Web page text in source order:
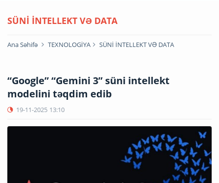
SÜNİ İNTELLEKT VƏ DATA
Ana Səhifə TEXNOLOGİYA SÜNİ İNTELLEKT VƏ DATA
“Google” “Gemini 3” süni intellekt
modelini təqdim edib
19-11-2025 13:10